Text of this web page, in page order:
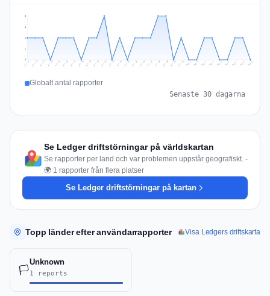
1
1
2
2
Jul 11 Jul 12 Jul 13 Jul 14 Jul 15 Jul 16 Jul 17 Jul 18 Jul 19 Jul 20 Jul 21 Jul 22 Jul 23 Jul 24 Jul 25 Jul 26 Jul 27 Jul 28 Jul 29 Jul 30 Jul 31 Aug 1 Aug 2 Aug 3 Aug 4 Aug 5 Aug 6 Aug 7 Aug 8 Aug 9
Globalt antal rapporter
Senaste 30 dagarna
Se Ledger driftstörningar på världskartan
Se rapporter per land och var problemen uppstår geografiskt. -
🌍 1 rapporter från flera platser
Se Ledger driftstörningar på kartan
Topp länder efter användarrapporter Visa Ledgers driftskarta
🏳️
Unknown
1 reports